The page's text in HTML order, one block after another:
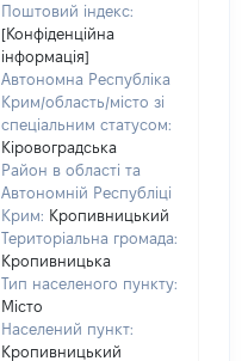
Поштовий індекс:
[Конфіденційна
інформація]
Автономна Республіка
Крим/область/місто зі
спеціальним статусом:
Кіровоградська
Район в області та
Автономній Республіці
Крим: Кропивницький
Територіальна громада:
Кропивницька
Тип населеного пункту:
Місто
Населений пункт:
Кропивницький